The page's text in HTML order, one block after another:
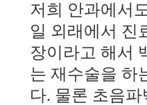
저희 안과에서
일 외래에서 진
장이라고 해서
는 재수술을 하
다. 물론 초음